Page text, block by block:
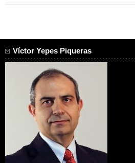
Víctor Yepes Piqueras